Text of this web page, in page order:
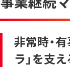
非常時・
ラ」を支